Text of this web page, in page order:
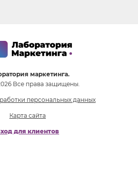
маркетинга.
Все права защищены.
персональных данных
Карта сайта
для клиентов